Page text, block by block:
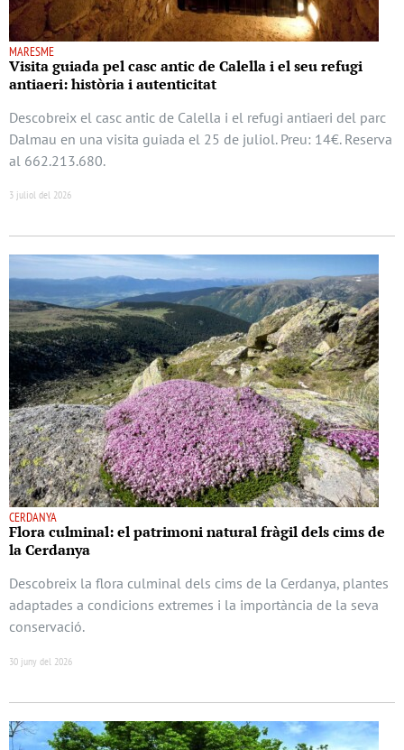
MARESME
Visita guiada pel casc antic de Calella i el seu refugi
antiaeri: història i autenticitat
Descobreix el casc antic de Calella i el refugi antiaeri del parc
Dalmau en una visita guiada el 25 de juliol. Preu: 14€. Reserva
al 662.213.680.
3 juliol del 2026
CERDANYA
Flora culminal: el patrimoni natural fràgil dels cims de
la Cerdanya
Descobreix la flora culminal dels cims de la Cerdanya, plantes
adaptades a condicions extremes i la importància de la seva
conservació.
30 juny del 2026